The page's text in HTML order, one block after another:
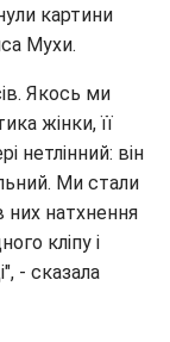
картини
Мухи.
Якось ми
жінки, її
нетлінний: він
Ми стали
них натхнення
кліпу і
- сказала